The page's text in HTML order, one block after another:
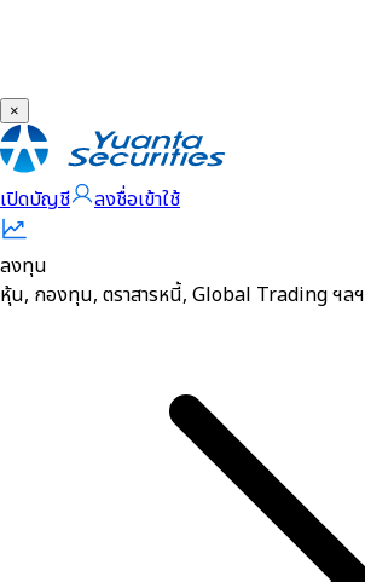
×
เปิดบัญชี ลงชื่อเข้าใช้
ลงทุน
หุ้น, กองทุน, ตราสารหนี้, Global Trading ฯลฯ